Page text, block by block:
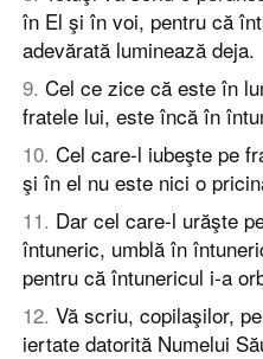
în El şi în voi, pentru că
adevărată luminează deja.
9. Cel ce zice că este în
fratele lui, este încă în
10. Cel care-l iubeşte pe
şi în el nu este nici o
11. Dar cel care-l urăşte
întuneric, umblă în
pentru că întunericul i-a
12. Vă scriu, copilaşilor,
iertate datorită Numelui